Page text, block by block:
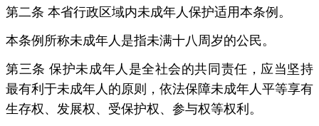
第二条 本省行政区域内未成年人保护适用本条例。
本条例所称未成年人是指未满十八周岁的公民。
第三条 保护未成年人是全社会的共同责任，应当坚持
最有利于未成年人的原则，依法保障未成年人平等享有
生存权、发展权、受保护权、参与权等权利。